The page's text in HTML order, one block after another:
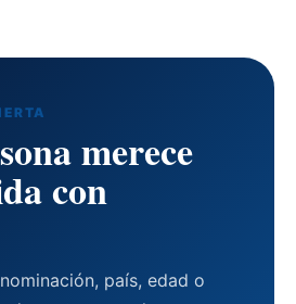
merece
con
país, edad o